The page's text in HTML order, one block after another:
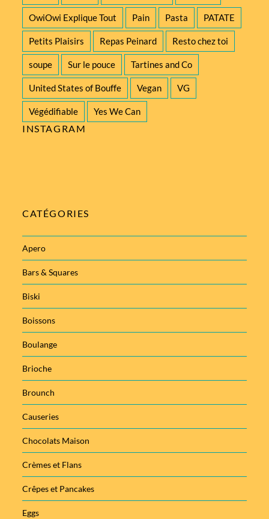
OwiOwi Explique Tout Pain Pasta PATATE
Petits Plaisirs Repas Peinard Resto chez toi
soupe Sur le pouce Tartines and Co
United States of Bouffe Vegan VG
Végédifiable Yes We Can
INSTAGRAM
CATÉGORIES
Apero
Bars & Squares
Biski
Boissons
Boulange
Brioche
Brounch
Causeries
Chocolats Maison
Crèmes et Flans
Crêpes et Pancakes
Eggs